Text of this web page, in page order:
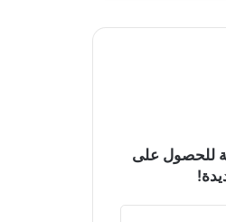
للحصول على